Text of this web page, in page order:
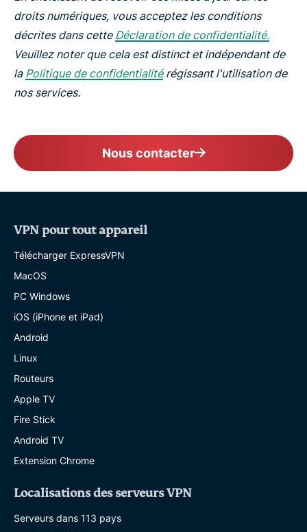
droits numériques, vous acceptez les conditions
décrites dans cette Déclaration de confidentialité.
Veuillez noter que cela est distinct et indépendant de
la Politique de confidentialitérégissant l'utilisation de
nos services.
Nous contacter
VPN pour tout appareil
Télécharger ExpressVPN
MacOS
PC Windows
iOS (iPhone et iPad)
Android
Linux
Routeurs
Apple TV
Fire Stick
Android TV
Extension Chrome
Localisations des serveurs VPN
Serveurs dans 113 pays